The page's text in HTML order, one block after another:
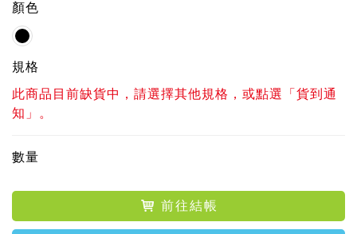
顏色
規格
此商品目前缺貨中，請選擇其他規格，或點選「貨到通
知」。
數量
前往結帳